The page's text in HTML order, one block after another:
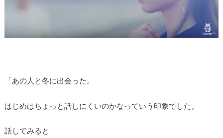
「あの人と冬に出会った。
はじめはちょっと話しにくいのかなっていう印象でした。
話してみると